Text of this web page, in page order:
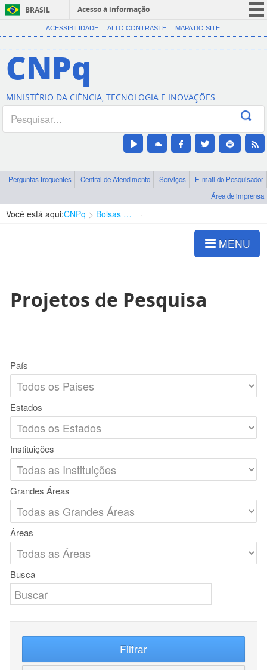
BRASIL
Acesso à informação
CORONAVÍRUS (COVID-19)
Canais
ACESSIBILIDADE ALTO CONTRASTE MAPA DO SITE
CNPq
MINISTÉRIO DA CIÊNCIA, TECNOLOGIA E INOVAÇÕES
Perguntas frequentes Central de Atendimento Serviços
E-mail do Pesquisador
Área de imprensa
Você está aqui:CNPq Bolsas e Auxílios Vigentes
MENU
Projetos de Pesquisa
País
Estados
Instituições
Grandes Áreas
Áreas
Busca
Filtrar